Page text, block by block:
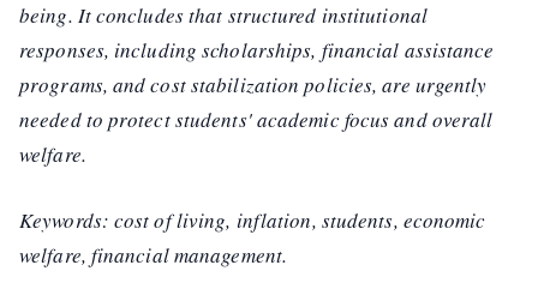
being. It concludes that structured institutional
responses, including scholarships, financial assistance
programs, and cost stabilization policies, are urgently
needed to protect students' academic focus and overall
welfare.
Keywords: cost of living, inflation, students, economic
welfare, financial management.